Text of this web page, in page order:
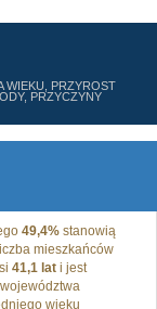
WIEKU, PRZYROST
PRZYCZYNY
49,4% stanowią
mieszkańców
41,1 lat i jest
wieku